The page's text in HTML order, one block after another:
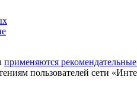
применяются
пользователей сети